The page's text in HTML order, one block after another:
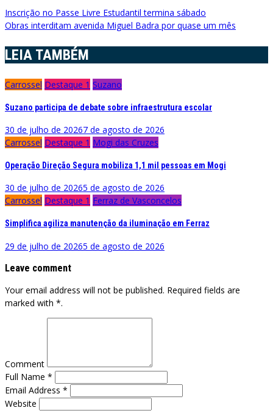
Navegação
de
Post
Inscrição no Passe Livre Estudantil termina sábado
Obras interditam avenida Miguel Badra por quase um mês
LEIA TAMBÉM
Carrossel Destaque 1 Suzano
Suzano participa de debate sobre infraestrutura escolar
30 de julho de 20267 de agosto de 2026
Carrossel Destaque 1 Mogi das Cruzes
Operação Direção Segura mobiliza 1,1 mil pessoas em Mogi
30 de julho de 20265 de agosto de 2026
Carrossel Destaque 1 Ferraz de Vasconcelos
Simplifica agiliza manutenção da iluminação em Ferraz
29 de julho de 20265 de agosto de 2026
Leave comment
Your email address will not be published. Required fields are
marked with *.
Comment
Full Name *
Email Address *
Website